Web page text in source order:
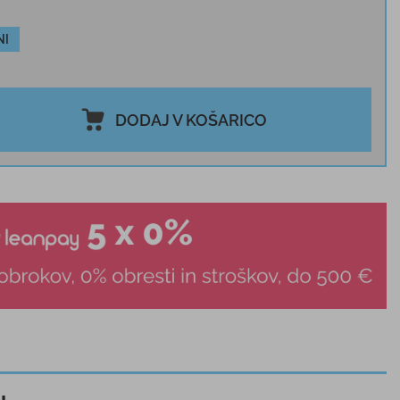
DODAJ V KOŠARICO